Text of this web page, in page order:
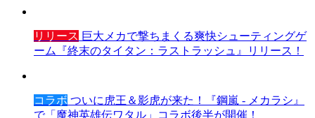
リリース 巨大メカで撃ちまくる爽快シューティングゲ
ーム『終末のタイタン：ラストラッシュ』リリース！
コラボ ついに虎王＆影虎が来た！『鋼嵐 - メカラシ』
で「魔神英雄伝ワタル」コラボ後半が開催！